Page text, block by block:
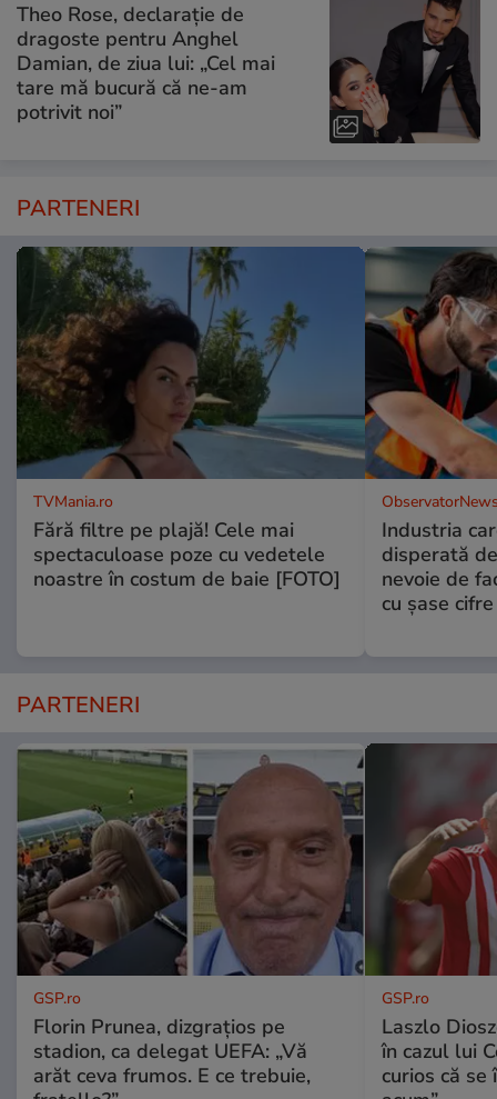
Theo Rose, declarație de
dragoste pentru Anghel
Damian, de ziua lui: „Cel mai
tare mă bucură că ne-am
potrivit noi”
PARTENERI
TVMania.ro
Fără filtre pe plajă! Cele mai
spectaculoase poze cu vedetele
noastre în costum de baie [FOTO]
Industria
disperată
nevoie de
cu şase cifre
PARTENERI
GSP.ro
Florin Prunea, dizgrațios pe
stadion, ca delegat UEFA: „Vă
arăt ceva frumos. E ce trebuie,
GSP.ro
Laszlo
în cazul lui
curios că